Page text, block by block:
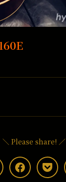
＼ Please share! ／